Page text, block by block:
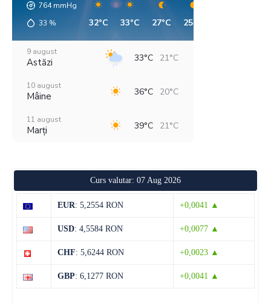
764mmHg
33 % 32°C 33°C 27°C 25°C
9 august
Astăzi 33°C 21°C
10 august
Mâine 36°C 20°C
11 august
Marți 39°C 21°C
37°C 21°C
Vineri
15 august
Curs valutar: 07 Aug 2026
EUR: 5,2554 RON +0,0041 ▲
USD: 4,5584 RON +0,0077 ▲
CHF: 5,6244 RON +0,0023 ▲
GBP: 6,1277 RON +0,0041 ▲